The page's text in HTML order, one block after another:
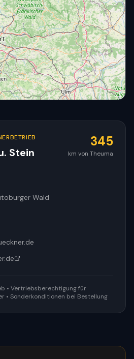
Stein
345
km von Theuma
Wald
• Vertriebsberechtigung für
• Sonderkonditionen bei Bestellung